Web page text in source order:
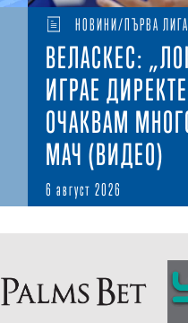
НОВИНИ/ПЪРВА ЛИГА
ВЕЛАСКЕС:
ИГРАЕ
ОЧАКВАМ
МАЧ (ВИДЕО)
6 август 2026